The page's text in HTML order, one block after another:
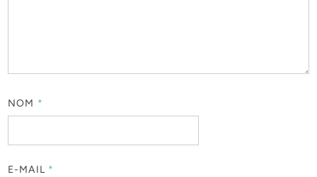
NOM *
E-MAIL *